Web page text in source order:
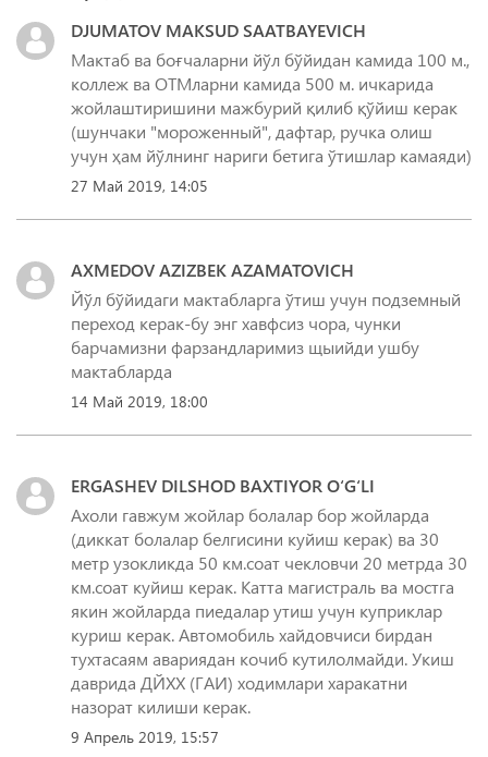
DJUMATOV MAKSUD SAATBAYEVICH
Мактаб ва боғчаларни йўл бўйидан камида 100 м.,
коллеж ва ОТМларни камида 500 м. ичкарида
жойлаштиришини мажбурий қилиб қўйиш керак
(шунчаки "мороженный", дафтар, ручка олиш
учун ҳам йўлнинг нариги бетига ўтишлар камаяди)
27 Май 2019, 14:05
AXMEDOV AZIZBEK AZAMATOVICH
Йўл бўйидаги мактабларга ўтиш учун подземный
переход керак-бу энг хавфсиз чора, чунки
барчамизни фарзандларимиз щыийди ушбу
мактабларда
14 Май 2019, 18:00
ERGASHEV DILSHOD BAXTIYOR O‘G‘LI
Ахоли гавжум жойлар болалар бор жойларда
(диккат болалар белгисини куйиш керак) ва 30
метр узокликда 50 км.соат чекловчи 20 метрда 30
км.соат куйиш керак. Катта магистраль ва мостга
якин жойларда пиедалар утиш учун куприклар
куриш керак. Автомобиль хайдовчиси бирдан
тухтасаям авариядан кочиб кутилолмайди. Укиш
даврида ДЙХХ (ГАИ) ходимлари харакатни
назорат килиши керак.
9 Апрель 2019, 15:57